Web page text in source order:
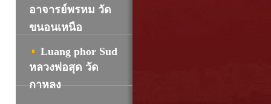
อาจารย์พรหม วัด
ขนอนเหนือ
Luang phor Sud
หลวงพ่อสุด วัด
กาหลง